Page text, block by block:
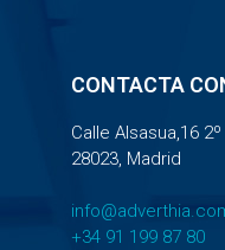
CONTACTA
Calle Alsasua,16
28023, Madrid
+34 91 199 87 80